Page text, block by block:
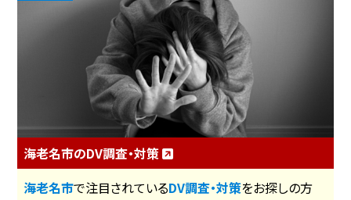
海老名市のDV調査・対策
海老名市で注目されているDV調査・対策をお探しの方